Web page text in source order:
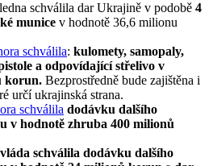
schválila dar Ukrajině v podobě 4
munice v hodnotě 36,6 milionu
schválila: kulomety, samopaly,
a odpovídající střelivo v
korun. Bezprostředně bude zajištěna i
určí ukrajinská strana.
schválila dodávku dalšího
v hodnotě zhruba 400 milionů
schválila dodávku dalšího